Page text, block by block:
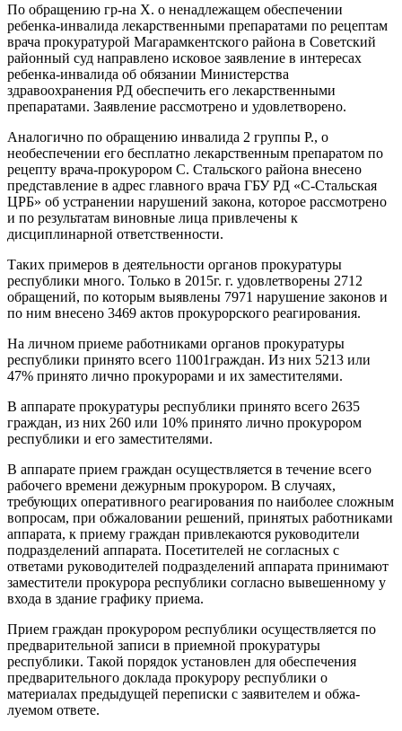
По обращению гр-на Х. о ненадлежащем обе­спечении
ребенка-инвалида лекарственными препаратами по рецептам
врача прокуратурой Магарамкентского района в Советский
район­ный суд направлено исковое заявление в ин­тересах
ребенка-инвалида об обязании Мини­стерства
здравоохранения РД обеспечить его лекарственными
препаратами. Заявление рас­смотрено и удовлетворено.
Аналогично по обращению инвалида 2 груп­пы Р., о
необеспечении его бесплатно лекар­ственным препаратом по
рецепту врача-про­курором С. Стальского района внесено
пред­ставление в адрес главного врача ГБУ РД «С-Стальская
ЦРБ» об устранении нарушений закона, которое рассмотрено
и по результатам виновные лица привлечены к
дисциплинарной ответственности.
Таких примеров в деятельности органов прокуратуры
республики много. Только в 2015г. г. удовлетворены 2712
обращений, по которым выявлены 7971 нарушение законов и
по ним внесено 3469 актов прокурорского реагирования.
На личном приеме работниками органов про­куратуры
республики принято всего 11001граж­дан. Из них 5213 или
47% принято лично проку­рорами и их заместителями.
В аппарате прокуратуры республики принято всего 2635
граждан, из них 260 или 10% при­нято лично прокурором
республики и его заме­стителями.
В аппарате прием граждан осуществляется в течение всего
рабочего времени дежурным прокурором. В случаях,
требующих оператив­ного реагирования по наиболее сложным
во­просам, при обжаловании решений, принятых работниками
аппарата, к приему граждан при­влекаются руководители
подразделений ап­парата. Посетителей не согласных с
ответами руководителей подразделений аппарата при­нимают
заместители прокурора республики со­гласно вывешенному у
входа в здание графику приема.
Прием граждан прокурором республики осу­ществляется по
предварительной записи в при­емной прокуратуры
республики. Такой порядок установлен для обеспечения
предварительного доклада прокурору республики о
материалах предыдущей переписки с заявителем и обжа­
луемом ответе.